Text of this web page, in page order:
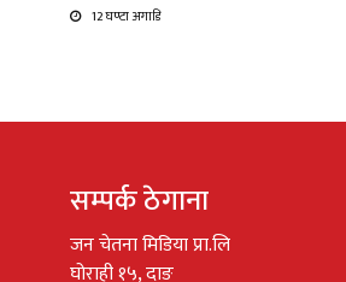
12 घण्टा अगाडि
सम्पर्क ठेगाना
जन चेतना मिडिया प्रा.लि
घोराही १५, दाङ